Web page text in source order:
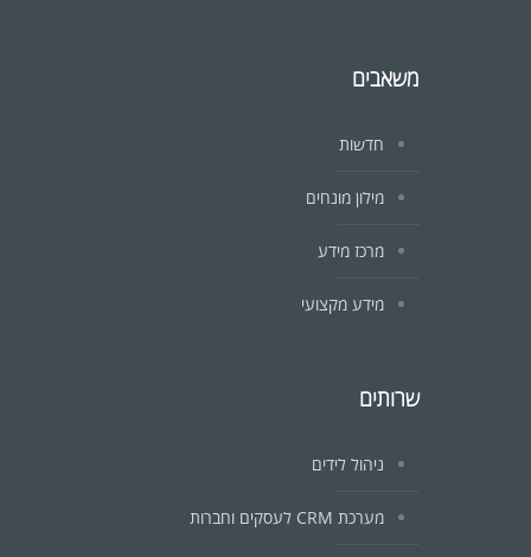
משאבים
חדשות
מילון מונחים
מרכז מידע
מידע מקצועי
שרותים
ניהול לידים
מערכת CRM לעסקים וחברות